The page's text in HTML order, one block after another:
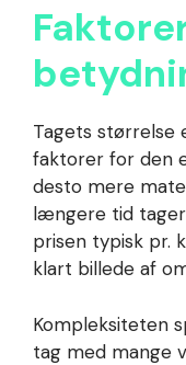
Tagets størrelse
faktorer for den
desto mere
længere tid
prisen typisk pr.
klart billede af
Kompleksiteten
tag med mange